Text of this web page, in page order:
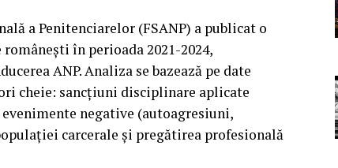
a Penitenciarelor (FSANP) a publicat o
în perioada 2021-2024,
ANP. Analiza se bazează pe date
cheie: sancțiuni disciplinare aplicate
negative (autoagresiuni,
carcerale și pregătirea profesională